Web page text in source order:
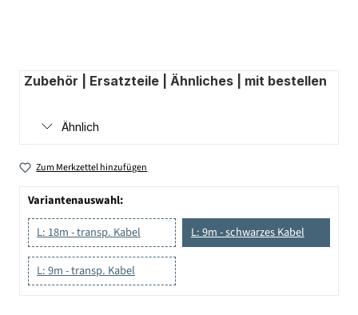
Zubehör | Ersatzteile | Ähnliches | mit bestellen
Ähnlich
Zum Merkzettel hinzufügen
Variantenauswahl:
L: 18m - transp. Kabel
L: 9m - schwarzes Kabel
L: 9m - transp. Kabel